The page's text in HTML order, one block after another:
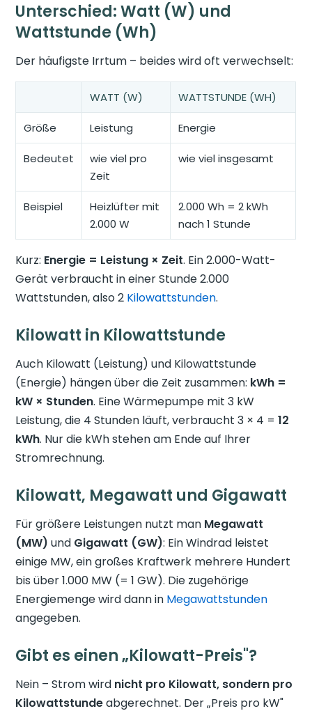
Unterschied: Watt (W) und
Wattstunde (Wh)
Der häufigste Irrtum – beides wird oft verwechselt:
WATT (W) WATTSTUNDE (WH)
Größe Leistung Energie
Bedeutet
wie viel pro
Zeit
wie viel insgesamt
Beispiel
Heizlüfter mit
2.000 W
2.000 Wh = 2 kWh
nach 1 Stunde
Kurz: Energie = Leistung × Zeit. Ein 2.000-Watt-
Gerät verbraucht in einer Stunde 2.000
Wattstunden, also 2 Kilowattstunden.
Kilowatt in Kilowattstunde
Auch Kilowatt (Leistung) und Kilowattstunde
(Energie) hängen über die Zeit zusammen: kWh =
kW × Stunden. Eine Wärmepumpe mit 3 kW
Leistung, die 4 Stunden läuft, verbraucht 3 × 4 =12
kWh. Nur die kWh stehen am Ende auf Ihrer
Stromrechnung.
Kilowatt, Megawatt und Gigawatt
Für größere Leistungen nutzt man Megawatt
(MW) und Gigawatt (GW): Ein Windrad leistet
einige MW, ein großes Kraftwerk mehrere Hundert
bis über 1.000 MW (= 1 GW). Die zugehörige
Energiemenge wird dann in Megawattstunden
angegeben.
Gibt es einen „Kilowatt-Preis"?
Nein – Strom wird nicht pro Kilowatt, sondern pro
Kilowattstundeabgerechnet. Der „Preis pro kW"